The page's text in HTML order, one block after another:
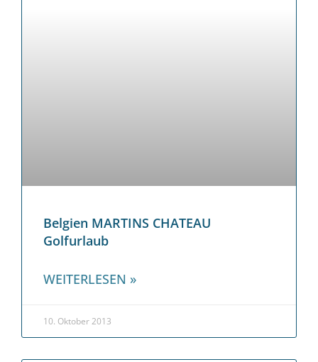
Belgien MARTINS CHATEAU
Golfurlaub
WEITERLESEN »
10. Oktober 2013